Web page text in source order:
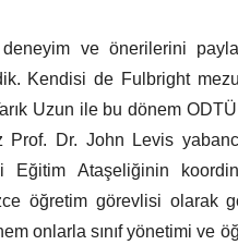
ve önerilerini
Kendisi de Fulbright
Uzun ile bu dönem
Prof. Dr. John Levis
Eğitim Ataşeliğinin
öğretim görevlisi olarak
onlarla sınıf yönetimi ve